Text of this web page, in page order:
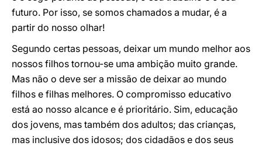
futuro. Por isso, se somos chamados a mudar, é a
partir do nosso olhar!
Segundo certas pessoas, deixar um mundo melhor aos
nossos filhos tornou-se uma ambição muito grande.
Mas não o deve ser a missão de deixar ao mundo
filhos e filhas melhores. O compromisso educativo
está ao nosso alcance e é prioritário. Sim, educação
dos jovens, mas também dos adultos; das crianças,
mas inclusive dos idosos; dos cidadãos e dos seus